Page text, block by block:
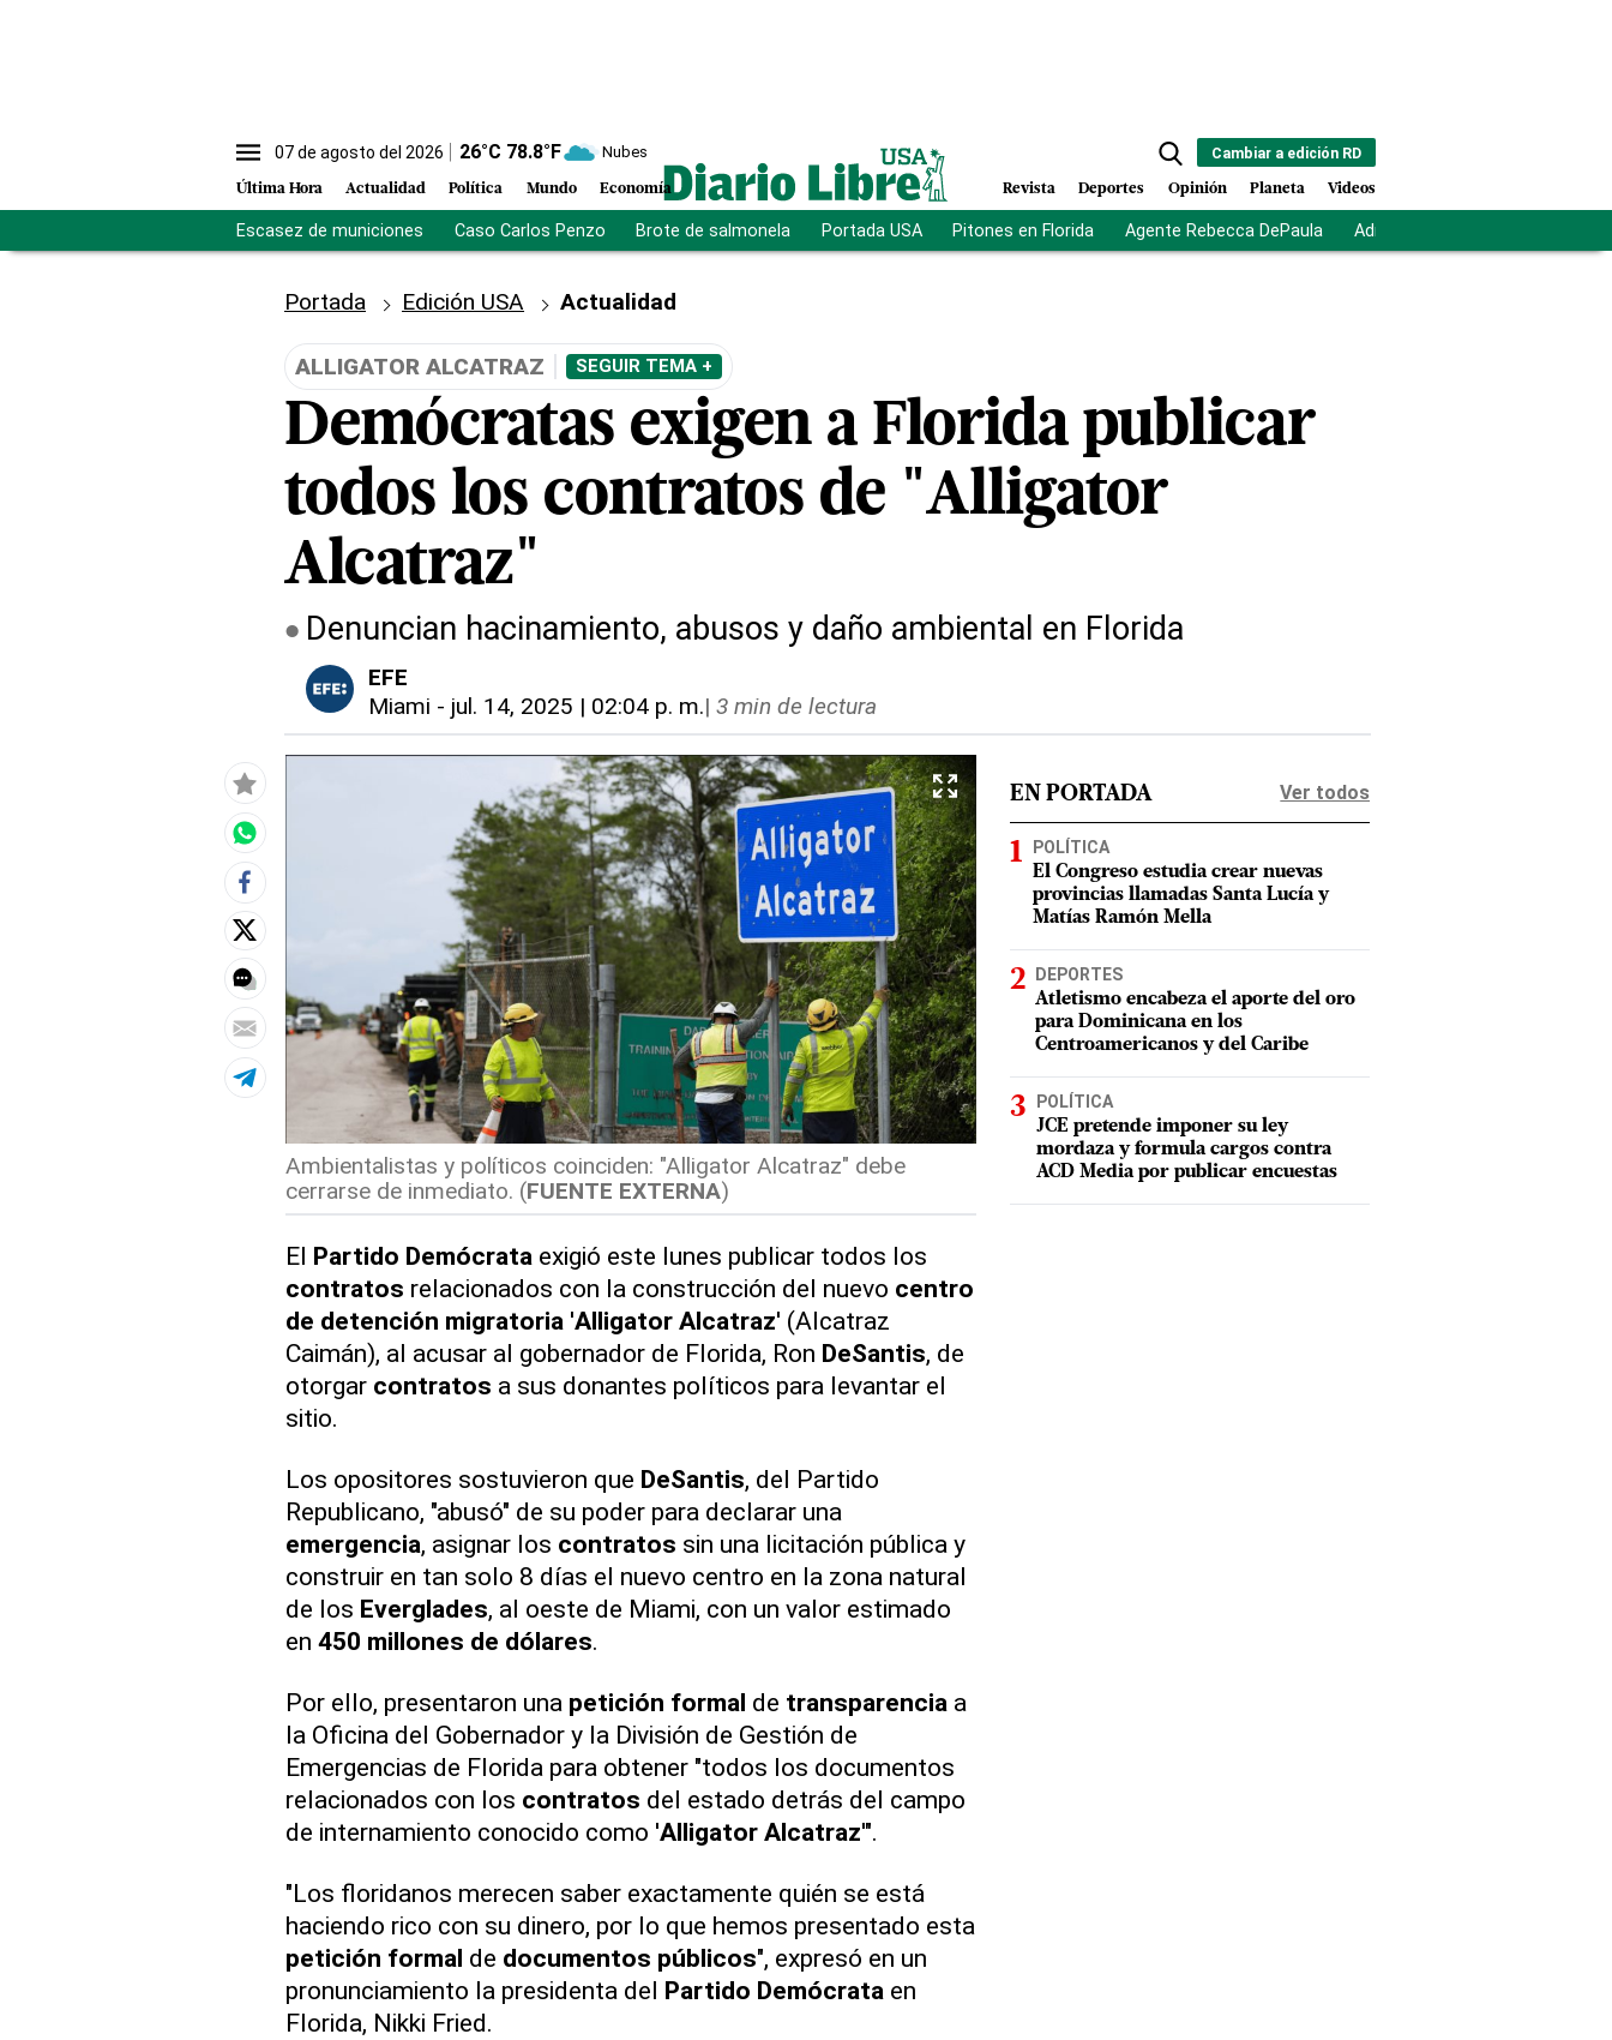
07 de agosto del 2026 26°C 78.8°F Nubes
Última Hora Actualidad Política Mundo Economía
Cambiar a edición RD
Revista Deportes Opinión Planeta Videos
Escasez de municiones Caso Carlos Penzo Brote de salmonela Portada USA Pitones en Florida Agente Rebecca DePaula Adriano Espaillat
Portada Edición USA Actualidad
ALLIGATOR ALCATRAZ SEGUIR TEMA +
Demócratas exigen a Florida publicar
todos los contratos de "Alligator
Alcatraz"
Denuncian hacinamiento, abusos y daño ambiental en Florida
EFE
Miami - jul. 14, 2025 | 02:04 p. m.| 3 min de lectura
Ambientalistas y políticos coinciden: "Alligator Alcatraz" debe
cerrarse de inmediato. (FUENTE EXTERNA)
El Partido Demócrataexigió este lunes publicar todos los
contratos relacionados con la construcción del nuevo centro
de detención migratoria'Alligator Alcatraz' (Alcatraz
Caimán), al acusar al gobernador de Florida, Ron DeSantis, de
otorgar contratos a sus donantes políticos para levantar el
sitio.
Los opositores sostuvieron que DeSantis, del Partido
Republicano, "abusó" de su poder para declarar una
emergencia, asignar los contratos sin una licitación pública y
construir en tan solo 8 días el nuevo centro en la zona natural
de los Everglades, al oeste de Miami, con un valor estimado
en 450 millones de dólares.
Por ello, presentaron una petición formal de transparenciaa
la Oficina del Gobernador y la División de Gestión de
Emergencias de Florida para obtener "todos los documentos
relacionados con los contratos del estado detrás del campo
de internamiento conocido como 'Alligator Alcatraz'".
"Los floridanos merecen saber exactamente quién se está
haciendo rico con su dinero, por lo que hemos presentado esta
petición formal de documentos públicos", expresó en un
pronunciamiento la presidenta del Partido Demócrataen
Florida, Nikki Fried.
EN PORTADA Ver todos
POLÍTICA
El Congreso estudia crear nuevas
provincias llamadas Santa Lucía y
Matías Ramón Mella
DEPORTES
Atletismo encabeza el aporte del oro
para Dominicana en los
Centroamericanos y del Caribe
POLÍTICA
JCE pretende imponer su ley
mordaza y formula cargos contra
ACD Media por publicar encuestas